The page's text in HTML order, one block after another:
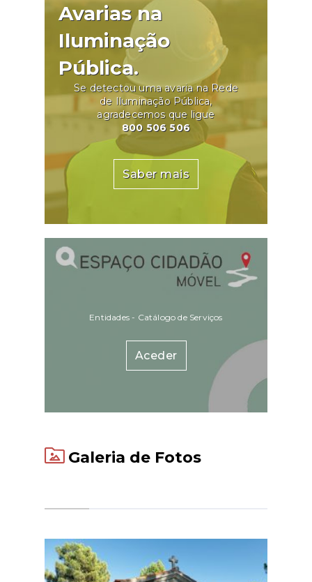
Avarias na
Iluminação
Pública.
Se detectou uma avaria na Rede
de Iluminação Pública,
agradecemos que ligue
800 506 506
Saber mais
Entidades - Catálogo de Serviços
Aceder
Galeria de Fotos